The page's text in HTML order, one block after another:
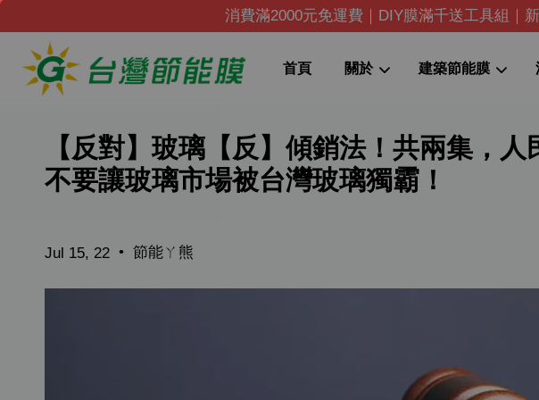
消費滿2000元免運費｜DIY膜滿千送工具組｜
首頁 關於 建築節能膜
【反對】玻璃【反】傾銷法！共兩集，人
不要讓玻璃市場被台灣玻璃獨霸！
Jul 15, 22 • 節能ㄚ熊
您的